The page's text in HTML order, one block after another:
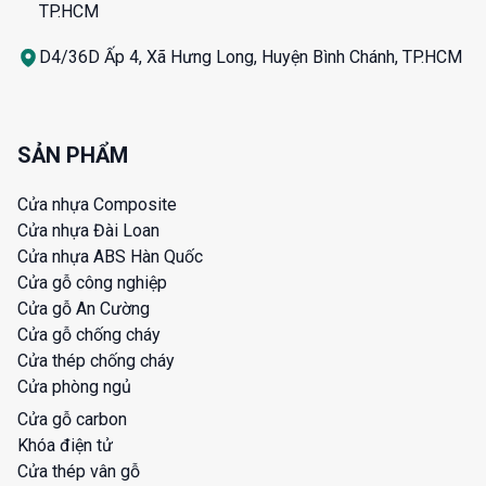
TP.HCM
D4/36D Ấp 4, Xã Hưng Long, Huyện Bình Chánh, TP.HCM
SẢN PHẨM
Cửa nhựa Composite
Cửa nhựa Đài Loan
Cửa nhựa ABS Hàn Quốc
Cửa gỗ công nghiệp
Cửa gỗ An Cường
Cửa gỗ chống cháy
Cửa thép chống cháy
Cửa phòng ngủ
Cửa gỗ carbon
Khóa điện tử
Cửa thép vân gỗ